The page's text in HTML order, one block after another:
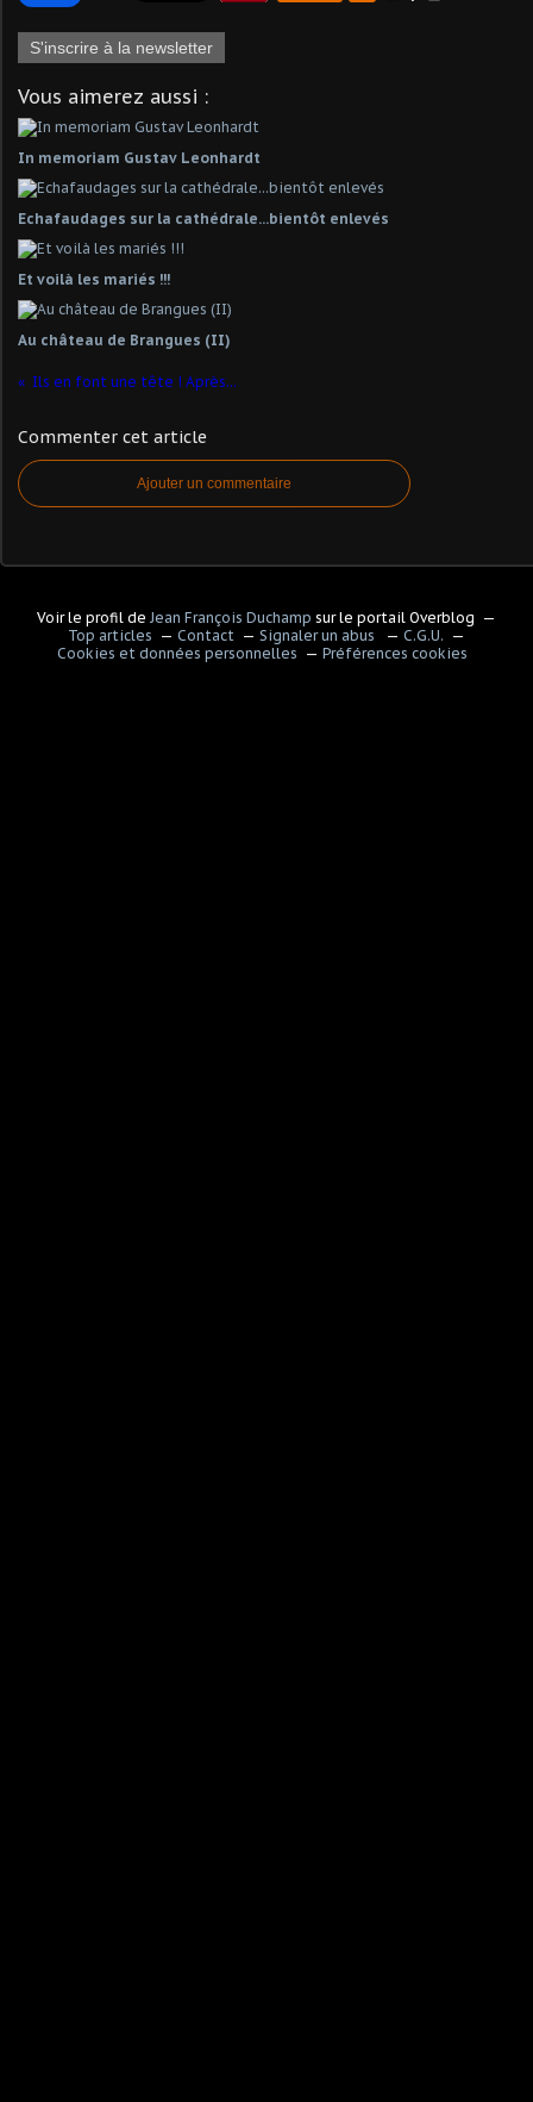
S'inscrire à la newsletter
Vous aimerez aussi :
In memoriam Gustav Leonhardt
Echafaudages sur la cathédrale...bientôt enlevés
Et voilà les mariés !!!
Au château de Brangues (II)
Ils en font une tête ! Après...
Commenter cet article
Ajouter un commentaire
Voir le profil de Jean François Duchamp sur le portail Overblog
Top articles
Contact Signaler un abus
C.G.U.
Cookies et données personnelles
Préférences cookies